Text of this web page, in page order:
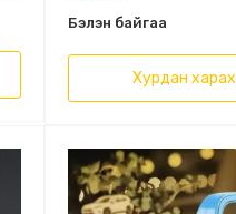
Бэлэн байгаа
Хурдан харах